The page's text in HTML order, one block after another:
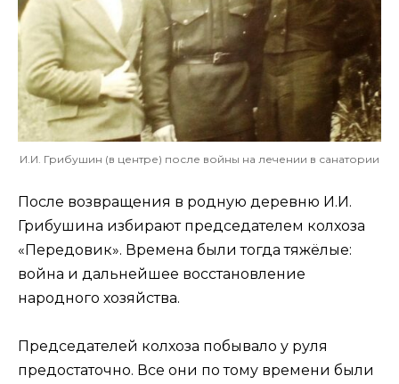
И.И. Грибушин (в центре) после войны на лечении в санатории
После возвращения в родную деревню И.И.
Грибушина избирают председателем колхоза
«Передовик». Времена были тогда тяжёлые:
война и дальнейшее восстановление
народного хозяйства.
Председателей колхоза побывало у руля
предостаточно. Все они по тому времени были